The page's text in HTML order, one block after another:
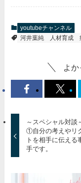
youtubeチャンネル
河井葉純
人材育成
よか
～スペシャル対談
①自分の考えやリ
トを相手に伝える
手です。